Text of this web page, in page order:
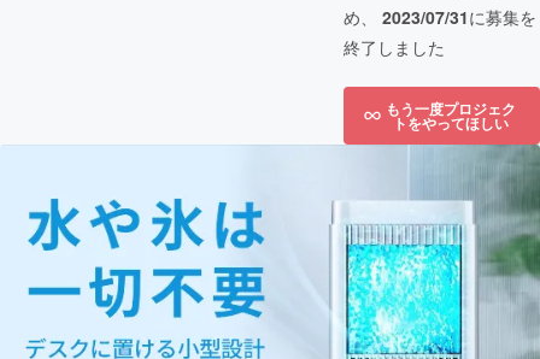
め、 2023/07/31に募集を
終了しました
もう一度プロジェク
トをやってほしい